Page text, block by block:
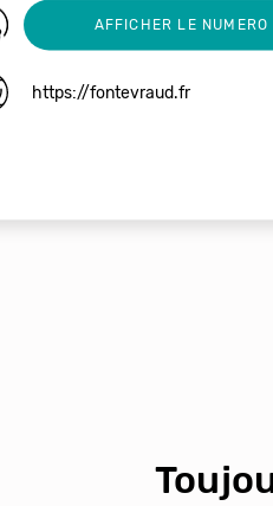
0785908643AFFICHER LE NUMERO
https://fontevraud.fr